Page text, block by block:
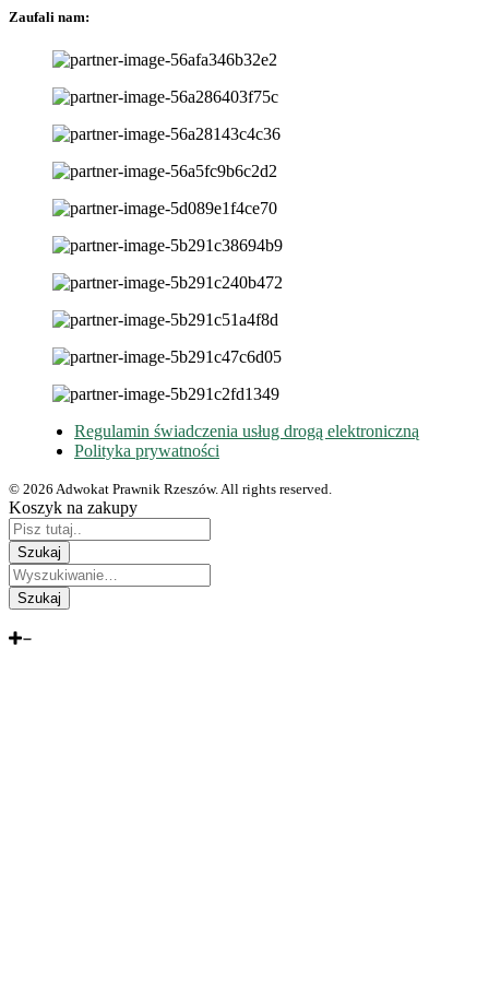
Zaufali nam:
Regulamin świadczenia usług drogą elektroniczną
Polityka prywatności
© 2026 Adwokat Prawnik Rzeszów. All rights reserved.
Koszyk na zakupy